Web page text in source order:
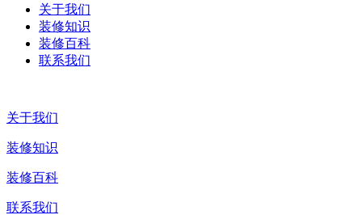
关于我们
装修知识
装修百科
联系我们
关于我们
装修知识
装修百科
联系我们